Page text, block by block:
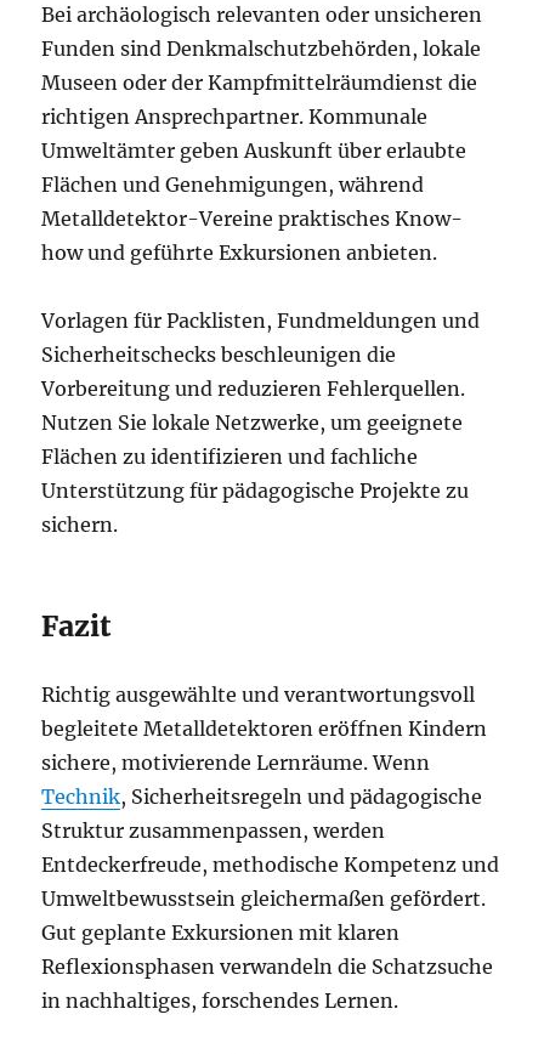
Bei archäologisch relevanten oder unsicheren
Funden sind Denkmalschutzbehörden, lokale
Museen oder der Kampfmittelräumdienst die
richtigen Ansprechpartner. Kommunale
Umweltämter geben Auskunft über erlaubte
Flächen und Genehmigungen, während
Metalldetektor-Vereine praktisches Know-
how und geführte Exkursionen anbieten.
Vorlagen für Packlisten, Fundmeldungen und
Sicherheitschecks beschleunigen die
Vorbereitung und reduzieren Fehlerquellen.
Nutzen Sie lokale Netzwerke, um geeignete
Flächen zu identifizieren und fachliche
Unterstützung für pädagogische Projekte zu
sichern.
Fazit
Richtig ausgewählte und verantwortungsvoll
begleitete Metalldetektoren eröffnen Kindern
sichere, motivierende Lernräume. Wenn
Technik, Sicherheitsregeln und pädagogische
Struktur zusammenpassen, werden
Entdeckerfreude, methodische Kompetenz und
Umweltbewusstsein gleichermaßen gefördert.
Gut geplante Exkursionen mit klaren
Reflexionsphasen verwandeln die Schatzsuche
in nachhaltiges, forschendes Lernen.